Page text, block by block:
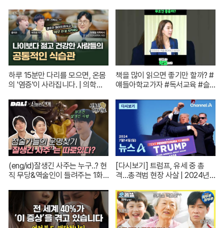
(순수한 궁금증) / [문명특급 EP.2
22-2]
하루 15분만 다리를 모으면, 온몸
의 '염증'이 사라집니다. | 의학박
자 [백년의 아침 1화 FULL]
책을 많이 읽으면 좋기만 할까? #
얘들아학교가자 #독서교육 #슬
(eng/id)잘생긴 사주는 누구..? 현
직 무당&역술인이 들려주는 1화
01
[다시보기] 트럼프, 유세 중 총
격…총격범 현장 사살 | 2024년 7